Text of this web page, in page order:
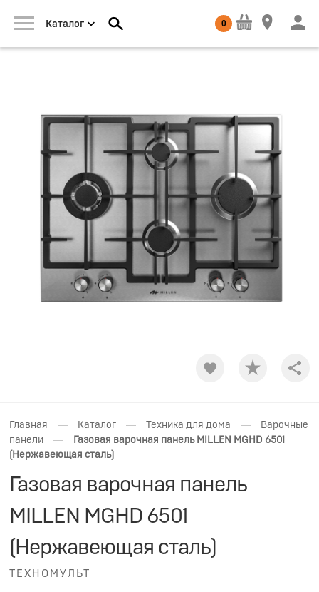
Каталог 0
Главная — Каталог — Техника для дома —
Варочные
панели
—
Газовая варочная панель MILLEN MGHD 6501
(Нержавеющая сталь)
Газовая варочная панель
MILLEN MGHD 6501
(Нержавеющая сталь)
ТЕХНОМУЛЬТ